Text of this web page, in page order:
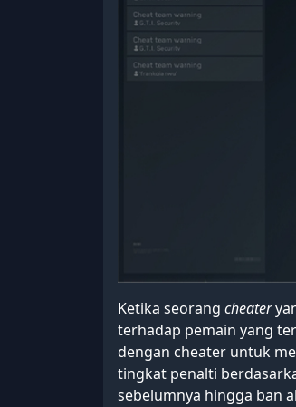
Ketika seorang cheater
terhadap pemain yang
dengan cheater untuk
tingkat penalti
sebelumnya hingga ban